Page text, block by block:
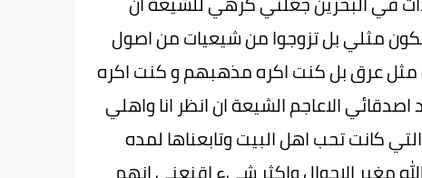
يكون مثلي بل تزوجوا من شيعيات من اصول
مثل عرق بل كنت اكره مذهبهم و كنت اكره
الاعاجم الشيعة ان انظر انا واهلي
كانت تحب اهل البيت وتابعناها لمده